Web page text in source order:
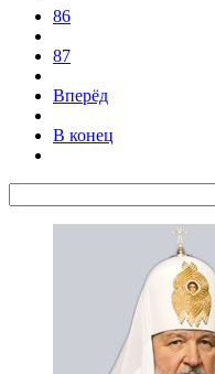
86
87
Вперёд
В конец